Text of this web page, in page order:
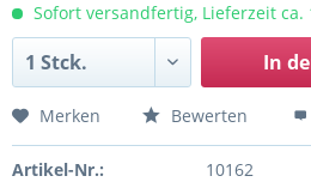
Sofort versandfertig, Lieferzeit ca.
In
Merken Bewerten
Artikel-Nr.: 10162